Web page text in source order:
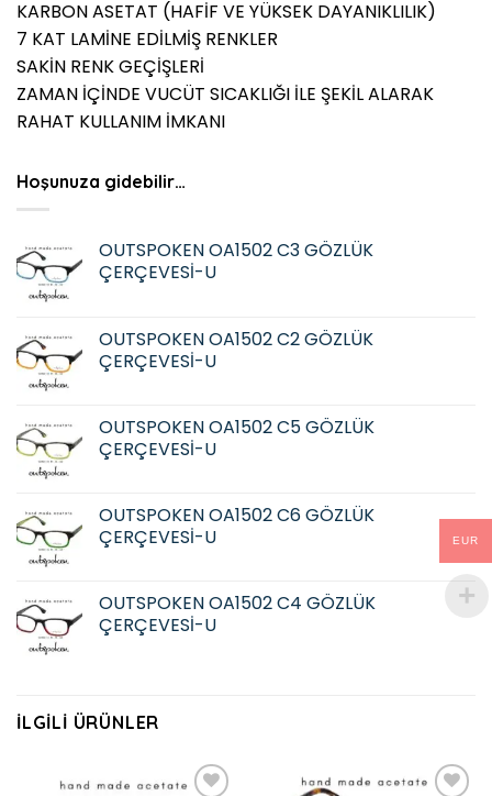
KARBON ASETAT (HAFİF VE YÜKSEK DAYANIKLILIK)
7 KAT LAMİNE EDİLMİŞ RENKLER
SAKİN RENK GEÇİŞLERİ
ZAMAN İÇİNDE VUCÜT SICAKLIĞI İLE ŞEKİL ALARAK
RAHAT KULLANIM İMKANI
Hoşunuza gidebilir…
OUTSPOKEN OA1502 C3 GÖZLÜK
ÇERÇEVESİ-U
OUTSPOKEN OA1502 C2 GÖZLÜK
ÇERÇEVESİ-U
OUTSPOKEN OA1502 C5 GÖZLÜK
ÇERÇEVESİ-U
OUTSPOKEN OA1502 C6 GÖZLÜK
ÇERÇEVESİ-U
OUTSPOKEN OA1502 C4 GÖZLÜK
ÇERÇEVESİ-U
İLGILI ÜRÜNLER
EUR